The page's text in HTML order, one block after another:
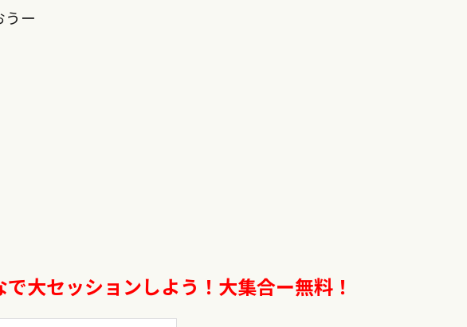
うー
大セッションしよう！大集合ー無料！